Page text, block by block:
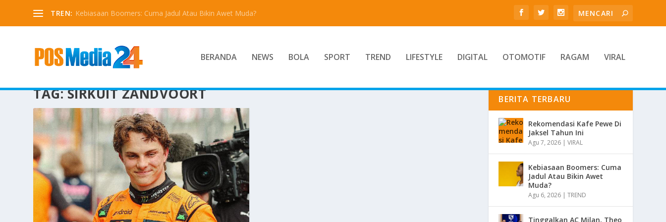
TREN: Kebiasaan Boomers: Cuma Jadul Atau Bikin Awet Muda?
BERANDA NEWS BOLA SPORT TREND LIFESTYLE DIGITAL OTOMOTIF RAGAM VIRAL
TAG:SIRKUIT ZANDVOORT BERITA TERBARU
Rekomendasi Kafe Pewe Di
Jaksel Tahun Ini
Agu 7, 2026 |VIRAL
Kebiasaan Boomers: Cuma
Jadul Atau Bikin Awet
Muda?
Agu 6, 2026 |TREND
Tinggalkan AC Milan, Theo